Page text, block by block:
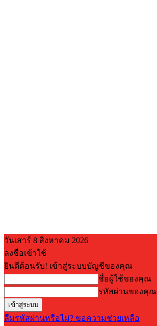
วันเสาร์ 8 สิงหาคม 2026
ลงชื่อเข้าใช้
ยินดีต้อนรับ! เข้าสู่ระบบบัญชีของคุณ
ชื่อผู้ใช้ของคุณ
รหัสผ่านของคุณ
ลืมรหัสผ่านหรือไม่? ขอความช่วยเหลือ